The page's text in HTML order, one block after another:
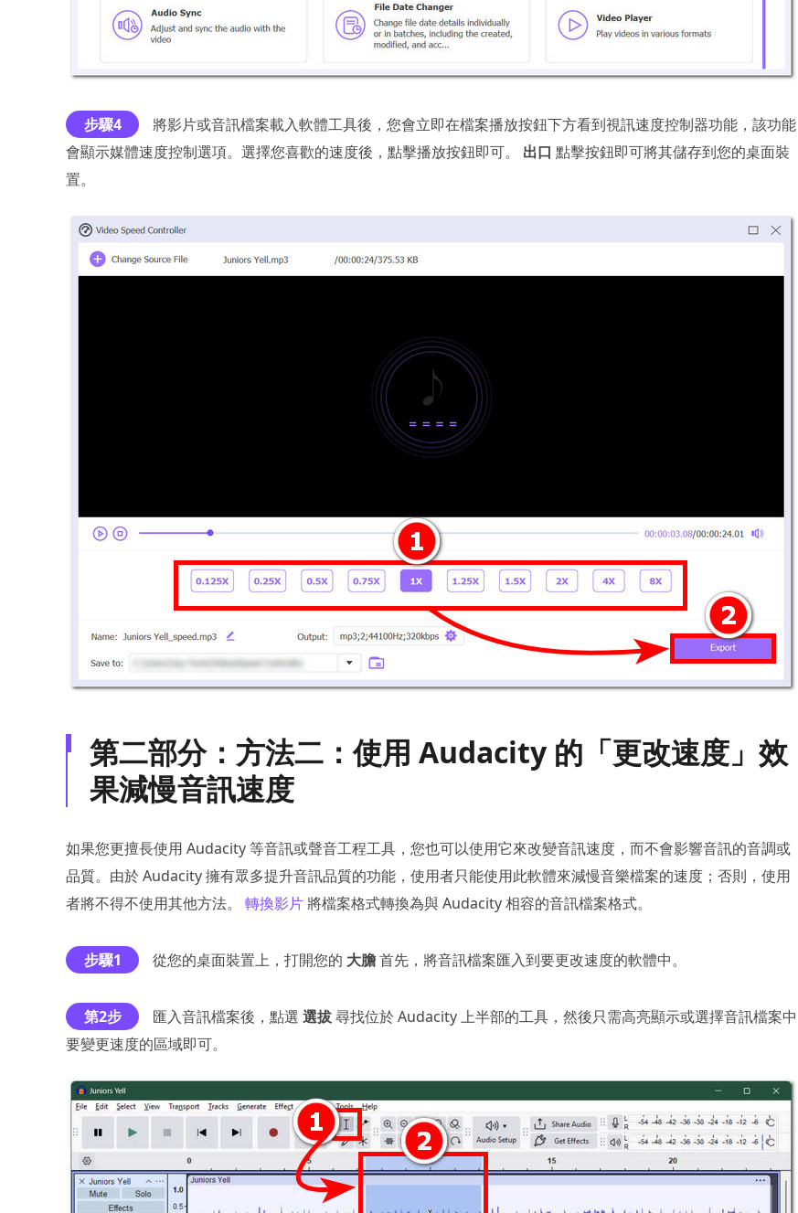
步驟4
將影片或音訊檔案載入軟體工具後，您會立即在檔案播放按鈕下方看到視訊速度控制器功能，該功能
會顯示媒體速度控制選項。選擇您喜歡的速度後，點擊播放按鈕即可。 出口 點擊按鈕即可將其儲存到您的桌面裝
置。
第二部分：方法二：使用 Audacity 的「更改速度」效
果減慢音訊速度
如果您更擅長使用 Audacity 等音訊或聲音工程工具，您也可以使用它來改變音訊速度，而不會影響音訊的音調或
品質。由於 Audacity 擁有眾多提升音訊品質的功能，使用者只能使用此軟體來減慢音樂檔案的速度；否則，使用
者將不得不使用其他方法。 轉換影片 將檔案格式轉換為與 Audacity 相容的音訊檔案格式。
步驟1 從您的桌面裝置上，打開您的 大膽首先，將音訊檔案匯入到要更改速度的軟體中。
第2步 匯入音訊檔案後，點選 選拔尋找位於 Audacity 上半部的工具，然後只需高亮顯示或選擇音訊檔案中
要變更速度的區域即可。